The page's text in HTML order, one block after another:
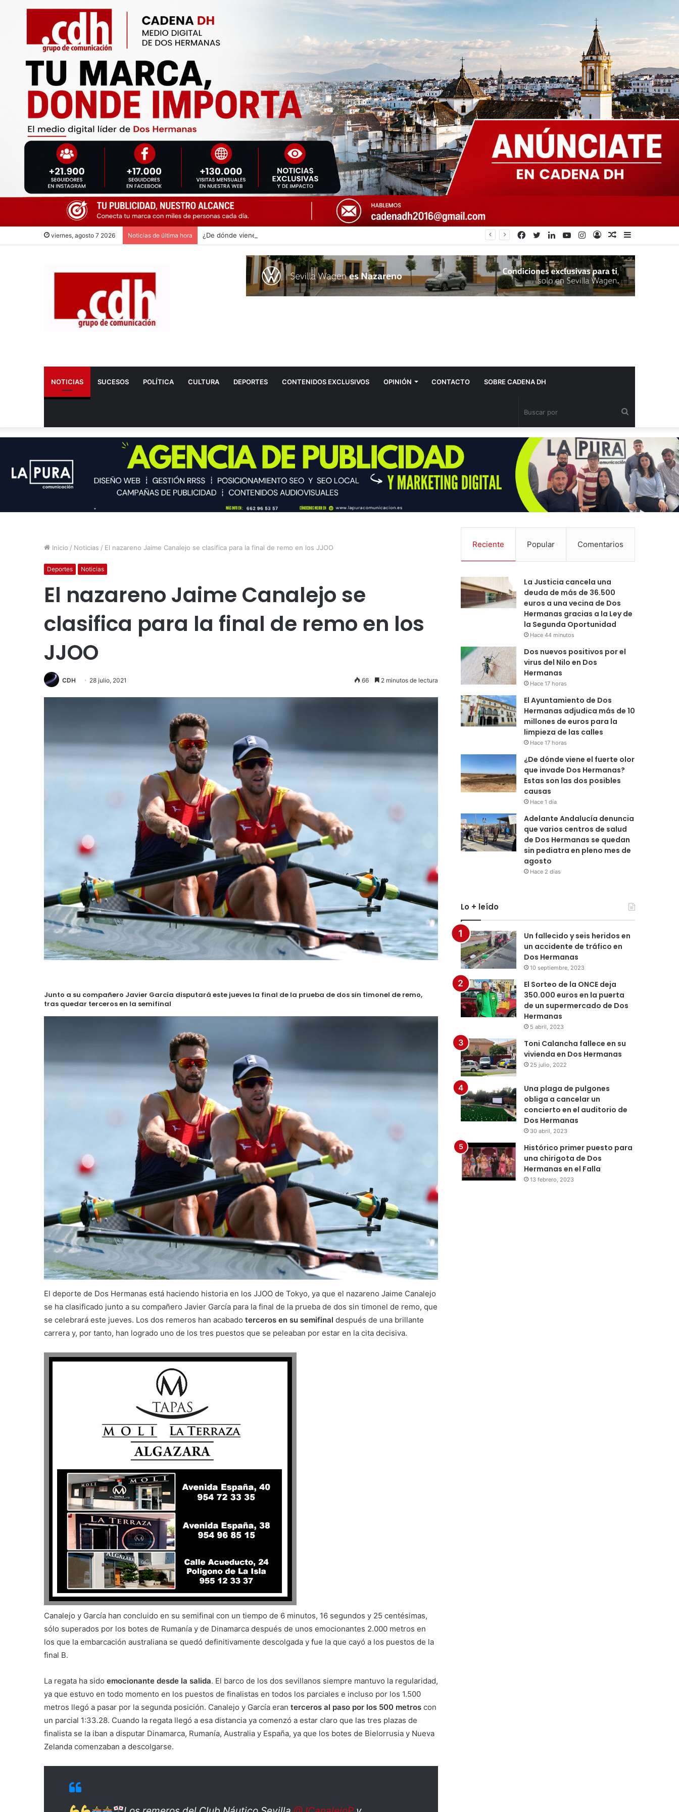
viernes, agosto 7 2026 Noticias de última hora
Barra
Publicación
azar
Acceso
Instagram
YouTube
LinkedIn
Twitter
Facebook
NOTICIAS SUCESOS POLÍTICA CULTURA DEPORTES CONTENIDOS EXCLUSIVOS OPINIÓN CONTACTO SOBRE CADENA DH
por
Inicio / Noticias / El nazareno Jaime Canalejo se clasifica para la final de remo en los JJOO
Deportes Noticias
El nazareno Jaime Canalejo se
clasifica para la final de remo en los
JJOO
CDH 28 julio, 2021 66 2 minutos de lectura
Junto a su compañero Javier García disputará este jueves la final de la prueba de dos sin timonel de remo,
tras quedar terceros en la semifinal
El deporte de Dos Hermanas está haciendo historia en los JJOO de Tokyo, ya que el nazareno Jaime Canalejo
se ha clasificado junto a su compañero Javier García para la final de la prueba de dos sin timonel de remo, que
se celebrará este jueves. Los dos remeros han acabado terceros en su semifinal después de una brillante
carrera y, por tanto, han logrado uno de los tres puestos que se peleaban por estar en la cita decisiva.
Canalejo y García han concluido en su semifinal con un tiempo de 6 minutos, 16 segundos y 25 centésimas,
sólo superados por los botes de Rumanía y de Dinamarca después de unos emocionantes 2.000 metros en
los que la embarcación australiana se quedó definitivamente descolgada y fue la que cayó a los puestos de la
final B.
La regata ha sido emocionante desde la salida. El barco de los dos sevillanos siempre mantuvo la regularidad,
ya que estuvo en todo momento en los puestos de finalistas en todos los parciales e incluso por los 1.500
metros llegó a pasar por la segunda posición. Canalejo y García eran terceros al paso por los 500 metros con
un parcial 1:33.28. Cuando la regata llegó a esa distancia ya comenzó a estar claro que las tres plazas de
finalista se la iban a disputar Dinamarca, Rumanía, Australia y España, ya que los botes de Bielorrusia y Nueva
Zelanda comenzaban a descolgarse.
Reciente Popular Comentarios
La Justicia cancela una
deuda de más de 36.500
euros a una vecina de Dos
Hermanas gracias a la Ley de
la Segunda Oportunidad
Hace 44 minutos
Dos nuevos positivos por el
virus del Nilo en Dos
Hermanas
Hace 17 horas
El Ayuntamiento de Dos
Hermanas adjudica más de 10
millones de euros para la
limpieza de las calles
Hace 17 horas
¿De dónde viene el fuerte olor
que invade Dos Hermanas?
Estas son las dos posibles
causas
Hace 1 día
Adelante Andalucía denuncia
que varios centros de salud
de Dos Hermanas se quedan
sin pediatra en pleno mes de
agosto
Hace 2 días
Lo + leído
Un fallecido y seis heridos en
un accidente de tráfico en
Dos Hermanas
10 septiembre, 2023
El Sorteo de la ONCE deja
350.000 euros en la puerta
de un supermercado de Dos
Hermanas
5 abril, 2023
Toni Calancha fallece en su
vivienda en Dos Hermanas
25 julio, 2022
Una plaga de pulgones
obliga a cancelar un
concierto en el auditorio de
Dos Hermanas
30 abril, 2023
Histórico primer puesto para
una chirigota de Dos
Hermanas en el Falla
13 febrero, 2023